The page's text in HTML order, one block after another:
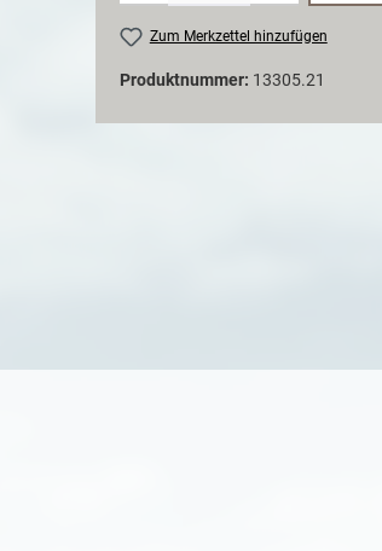
Zum Merkzettel hinzufügen
Produktnummer: 13305.21